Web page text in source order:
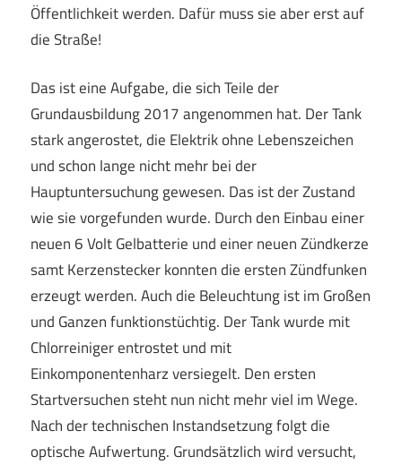
Öffentlichkeit werden. Dafür muss sie aber erst auf
die Straße!
Das ist eine Aufgabe, die sich Teile der
Grundausbildung 2017 angenommen hat. Der Tank
stark angerostet, die Elektrik ohne Lebenszeichen
und schon lange nicht mehr bei der
Hauptuntersuchung gewesen. Das ist der Zustand
wie sie vorgefunden wurde. Durch den Einbau einer
neuen 6 Volt Gelbatterie und einer neuen Zündkerze
samt Kerzenstecker konnten die ersten Zündfunken
erzeugt werden. Auch die Beleuchtung ist im Großen
und Ganzen funktionstüchtig. Der Tank wurde mit
Chlorreiniger entrostet und mit
Einkomponentenharz versiegelt. Den ersten
Startversuchen steht nun nicht mehr viel im Wege.
Nach der technischen Instandsetzung folgt die
optische Aufwertung. Grundsätzlich wird versucht,